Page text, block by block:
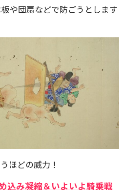
や団扇などで防ごうとします
ほどの威力！
込み凝縮＆いよいよ騎乗戦